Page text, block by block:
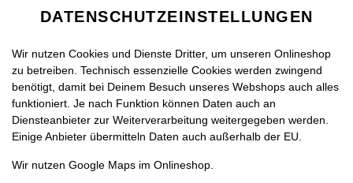
BREE RED MERLOT [0,7]
DATENSCHUTZEINSTELLUNGEN
Wir nutzen Cookies und Dienste Dritter, um unseren Onlineshop
zu betreiben. Technisch essenzielle Cookies werden zwingend
benötigt, damit bei Deinem Besuch unseres Webshops auch alles
funktioniert. Je nach Funktion können Daten auch an
Diensteanbieter zur Weiterverarbeitung weitergegeben werden.
Einige Anbieter übermitteln Daten auch außerhalb der EU.
Wir nutzen Google Maps im Onlineshop.